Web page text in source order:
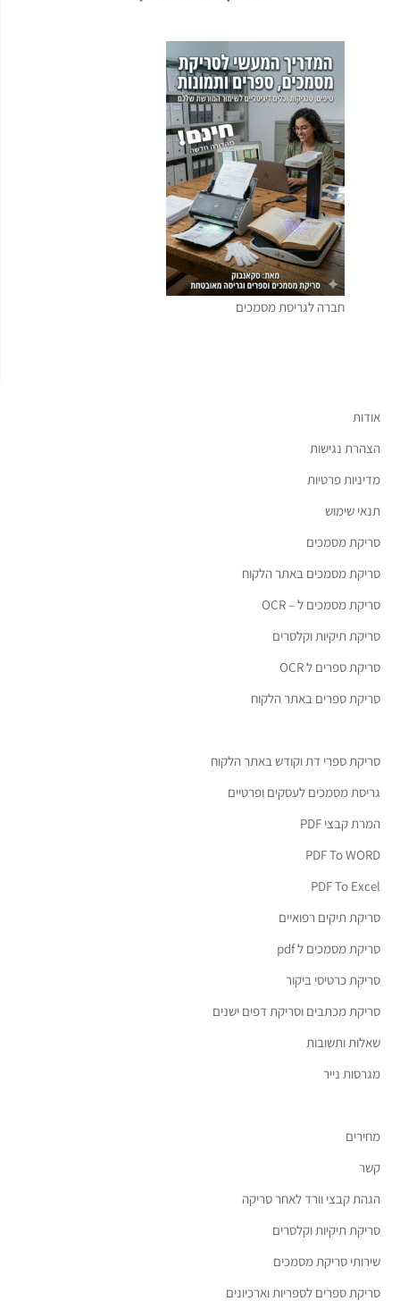
חברה לגריסת מסמכים
אודות
הצהרת נגישות
מדיניות פרטיות
תנאי שימוש
סריקת מסמכים
סריקת מסמכים באתר הלקוח
סריקת מסמכים ל – OCR
סריקת תיקיות וקלסרים
סריקת ספרים ל OCR
סריקת ספרים באתר הלקוח
סריקת ספרי דת וקודש באתר הלקוח
גריסת מסמכים לעסקים ופרטיים
המרת קבצי PDF
PDF To WORD
PDF To Excel
סריקת תיקים רפואיים
סריקת מסמכים ל pdf
סריקת כרטיסי ביקור
סריקת מכתבים וסריקת דפים ישנים
שאלות ותשובות
מגרסות נייר
מחירים
קשר
הגהת קבצי וורד לאחר סריקה
סריקת תיקיות וקלסרים
שירותי סריקת מסמכים
סריקת ספרים לספריות וארכיונים